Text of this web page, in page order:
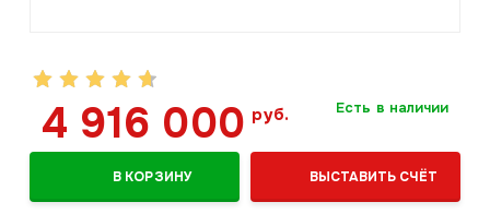
4 916 000руб. Есть в наличии
В КОРЗИНУ ВЫСТАВИТЬ СЧЁТ